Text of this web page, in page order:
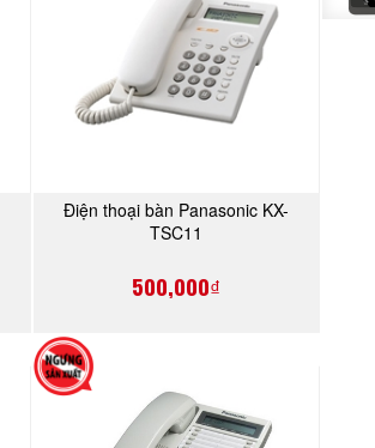
Điện thoại bàn Panasonic KX-
TSC11
500,000₫
MUA NGAY